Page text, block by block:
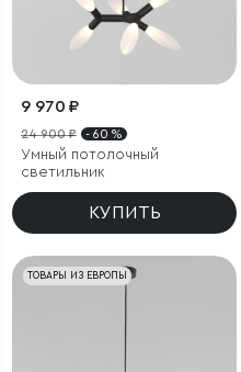
9 970 ₽
24 900 ₽ - 60 %
Умный потолочный
светильник
КУПИТЬ
ТОВАРЫ ИЗ ЕВРОПЫ